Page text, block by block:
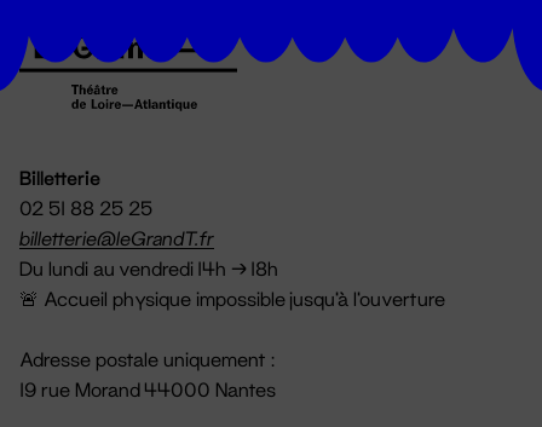
Billetterie
02 51 88 25 25
billetterie@leGrandT.fr
Du lundi au vendredi 14h → 18h
🚨 Accueil physique impossible jusqu'à l'ouverture
Adresse postale uniquement :
19 rue Morand 44000 Nantes